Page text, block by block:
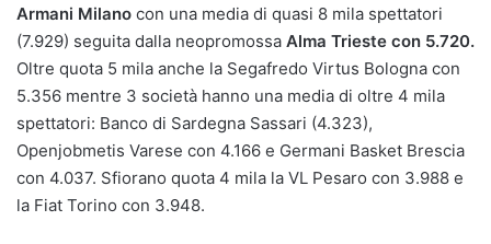
Armani Milano con una media di quasi 8 mila spettatori
(7.929) seguita dalla neopromossa Alma Trieste con 5.720.
Oltre quota 5 mila anche la Segafredo Virtus Bologna con
5.356 mentre 3 società hanno una media di oltre 4 mila
spettatori: Banco di Sardegna Sassari (4.323),
Openjobmetis Varese con 4.166 e Germani Basket Brescia
con 4.037. Sfiorano quota 4 mila la VL Pesaro con 3.988 e
la Fiat Torino con 3.948.